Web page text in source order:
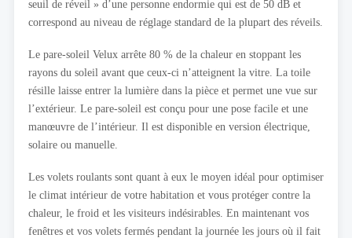
seuil de réveil » d’une personne endormie qui est de 50 dB et
correspond au niveau de réglage standard de la plupart des réveils.
Le pare-soleil Velux arrête 80 % de la chaleur en stoppant les
rayons du soleil avant que ceux-ci n’atteignent la vitre. La toile
résille laisse entrer la lumière dans la pièce et permet une vue sur
l’extérieur. Le pare-soleil est conçu pour une pose facile et une
manœuvre de l’intérieur. Il est disponible en version électrique,
solaire ou manuelle.
Les volets roulants sont quant à eux le moyen idéal pour optimiser
le climat intérieur de votre habitation et vous protéger contre la
chaleur, le froid et les visiteurs indésirables. En maintenant vos
fenêtres et vos volets fermés pendant la journée les jours où il fait